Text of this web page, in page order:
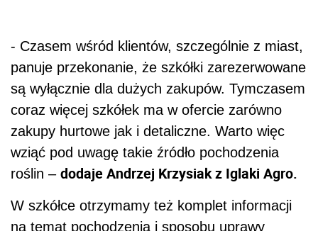
- Czasem wśród klientów, szczególnie z miast,
panuje przekonanie, że szkółki zarezerwowane
są wyłącznie dla dużych zakupów. Tymczasem
coraz więcej szkółek ma w ofercie zarówno
zakupy hurtowe jak i detaliczne. Warto więc
wziąć pod uwagę takie źródło pochodzenia
roślin – dodaje Andrzej Krzysiak z Iglaki Agro.
W szkółce otrzymamy też komplet informacji
na temat pochodzenia i sposobu uprawy